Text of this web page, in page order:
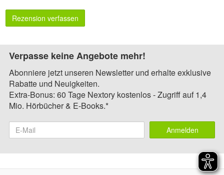
Rezension verfassen
Verpasse keine Angebote mehr!
Abonniere jetzt unseren Newsletter und erhalte exklusive
Rabatte und Neuigkeiten.
Extra-Bonus: 60 Tage Nextory kostenlos - Zugriff auf 1,4
Mio. Hörbücher & E-Books.*
Anmelden